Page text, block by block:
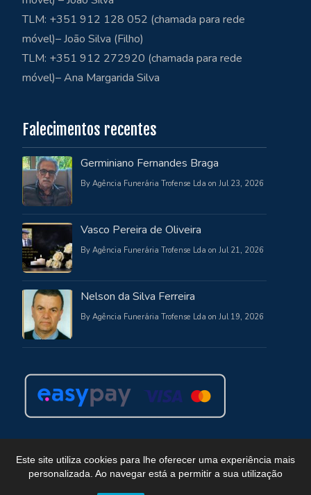
Este site utiliza cookies para lhe oferecer uma experiência mais
personalizada. Ao navegar está a permitir a sua utilização
TLM: +351 912 128 052 (chamada para rede
móvel)– João Silva (Filho)
TLM: +351 912 272920 (chamada para rede
móvel)– Ana Margarida Silva
Falecimentos recentes
Germiniano Fernandes Braga
By Agência Funerária Trofense Lda on Jul 23, 2026
Vasco Pereira de Oliveira
By Agência Funerária Trofense Lda on Jul 21, 2026
Nelson da Silva Ferreira
By Agência Funerária Trofense Lda on Jul 19, 2026
Copyright © Funerária Trofense